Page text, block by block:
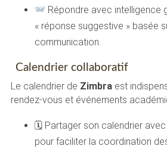
Répondre avec intelligence
« réponse suggestive » basée
communication.
Calendrier collaboratif
Le calendrier de Zimbraest
rendez-vous et événements
🗓 Partager son calendrier avec
pour faciliter la coordination